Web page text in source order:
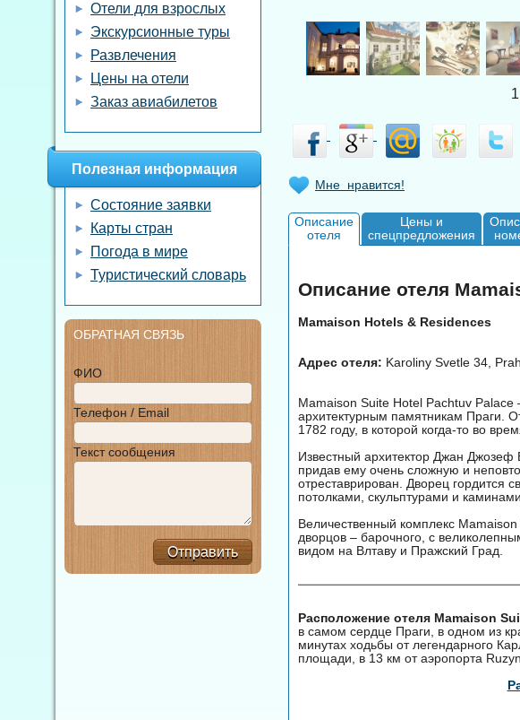
1
Мне нравится!
Описание
отеля
Цены и
спецпредложения
Описание отеля
Mamaison Hotels & Residences
Адрес отеля: Karoliny Svetle 34,
Mamaison Suite Hotel Pachtuv Palace
архитектурным памятникам Праги.
1782 году, в которой когда-то во
Известный архитектор Джан Джозеф
придав ему очень сложную и
отреставрирован. Дворец гордится
потолками, скульптурами и
Величественный комплекс
дворцов – барочного, с
видом на Влтаву и Пражский Град.
Расположение отеля Mamaison
в самом сердце Праги, в одном из
минутах ходьбы от легендарного
площади, в 13 км от аэропорта
Отели для взрослых
Экскурсионные туры
Развлечения
Цены на отели
Заказ авиабилетов
Полезная информация
Состояние заявки
Карты стран
Погода в мире
Туристический словарь
ОБРАТНАЯ СВЯЗЬ
ФИО
Телефон / Email
Текст сообщения
Отправить